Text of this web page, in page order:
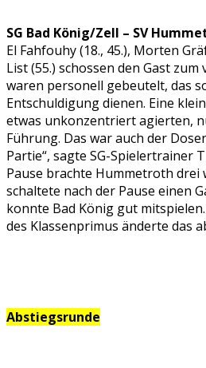
SG Bad König/Zell – SV
El Fahfouhy (18., 45.), Morten
List (55.) schossen den Gast zum
waren personell gebeutelt, das
Entschuldigung dienen. Eine
etwas unkonzentriert agierten,
Führung. Das war auch der
Partie“, sagte SG-Spielertrainer
Pause brachte Hummetroth drei
schaltete nach der Pause einen
konnte Bad König gut
des Klassenprimus änderte das
Abstiegsrunde